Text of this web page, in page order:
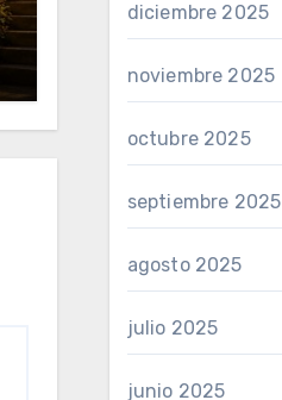
diciembre 2025
noviembre 2025
octubre 2025
septiembre 2025
agosto 2025
julio 2025
junio 2025